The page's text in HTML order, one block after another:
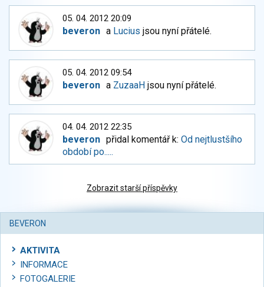
05. 04. 2012 20:09
beveron a Lucius jsou nyní přátelé.
05. 04. 2012 09:54
beveron a ZuzaaH jsou nyní přátelé.
04. 04. 2012 22:35
beveron přidal komentář k:Od nejtlustšího
období po.....
Zobrazit starší příspěvky
BEVERON
AKTIVITA
INFORMACE
FOTOGALERIE